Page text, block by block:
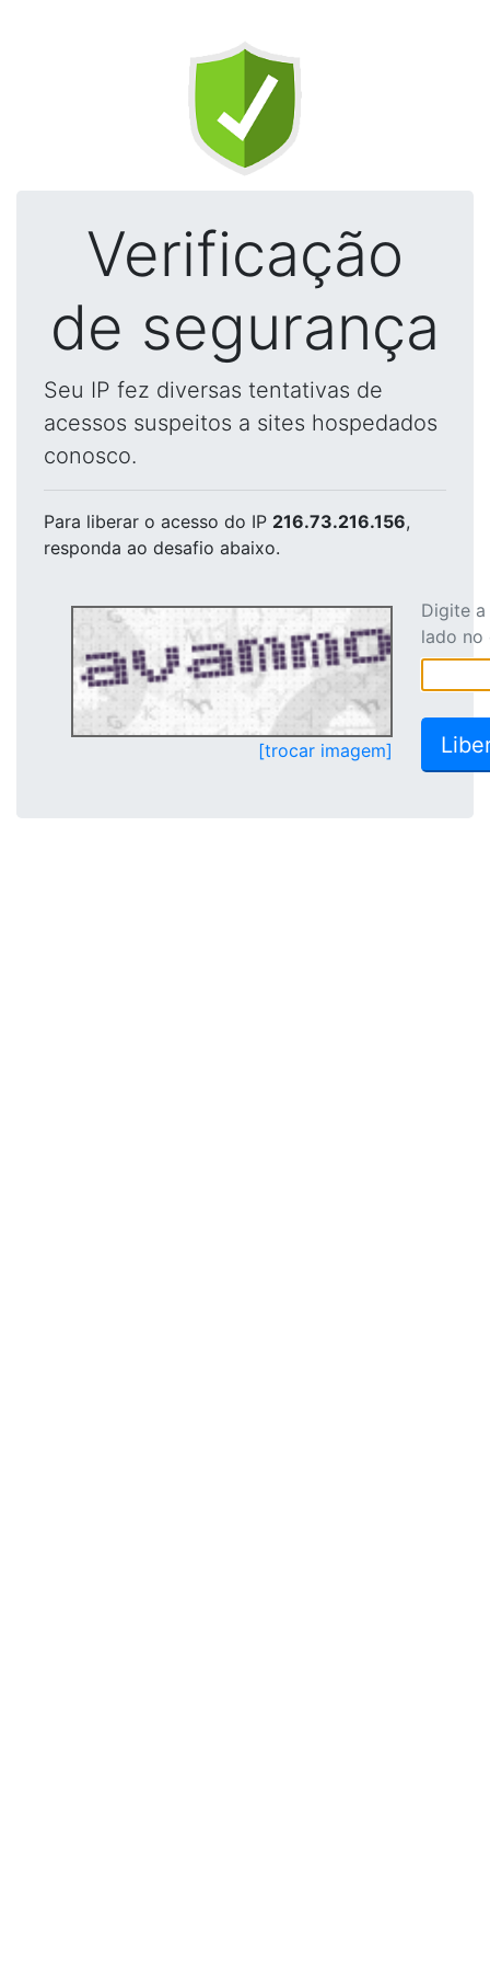
Verificação
de segurança
Seu IP fez diversas tentativas de
acessos suspeitos a sites hospedados
conosco.
Para liberar o acesso do IP 216.73.216.156,
responda ao desafio abaixo.
[trocar imagem]
Digite
lado no